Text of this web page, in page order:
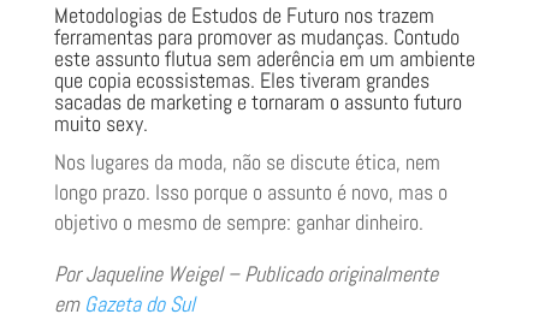
Metodologias de Estudos de Futuro nos trazem
ferramentas para promover as mudanças. Contudo
este assunto flutua sem aderência em um ambiente
que copia ecossistemas. Eles tiveram grandes
sacadas de marketing e tornaram o assunto futuro
muito sexy.
Nos lugares da moda, não se discute ética, nem
longo prazo. Isso porque o assunto é novo, mas o
objetivo o mesmo de sempre: ganhar dinheiro.
Por Jaqueline Weigel – Publicado originalmente
em Gazeta do Sul